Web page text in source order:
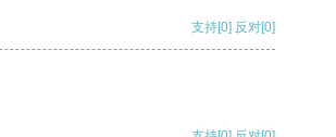
支持[0] 反对[0]